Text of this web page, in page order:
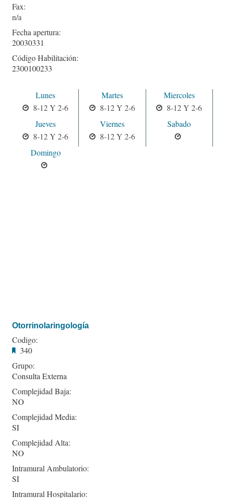
Fax:
Fecha apertura:
20030331
Código Habilitación:
2300100233
Lunes
8-12 Y 2-6
Martes
8-12 Y 2-6
Miercoles
8-12 Y 2-6
Jueves
8-12 Y 2-6
Viernes
8-12 Y 2-6
Sabado
Domingo
Otorrinolaringología
Codigo:
340
Grupo:
Consulta Externa
Complejidad Baja:
NO
Complejidad Media:
SI
Complejidad Alta:
NO
Intramural Ambulatorio:
SI
Intramural Hospitalario: